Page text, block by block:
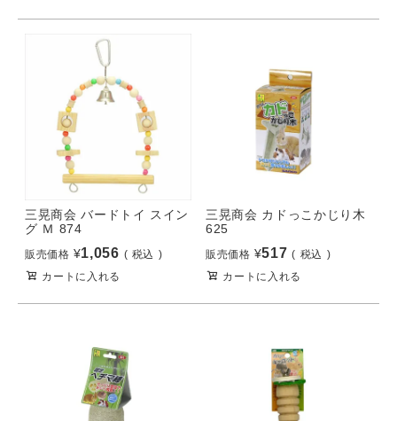
三晃商会 バードトイ スイン
グ Ｍ 874
販売価格 ¥1,056
税込
カートに入れる
三晃商会 カドっこかじり木
625
販売価格 ¥517
税込
カートに入れる